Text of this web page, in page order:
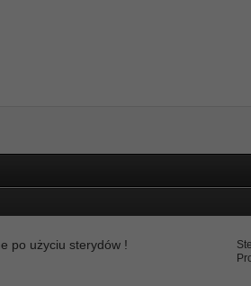
po użyciu sterydów !